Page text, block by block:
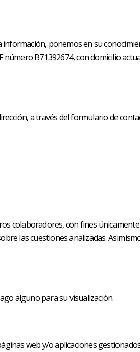
información, ponemos en su
número B71392674, con domicilio
a través del formulario de
colaboradores, con fines
las cuestiones analizadas.
alguno para su visualización.
web y/o aplicaciones